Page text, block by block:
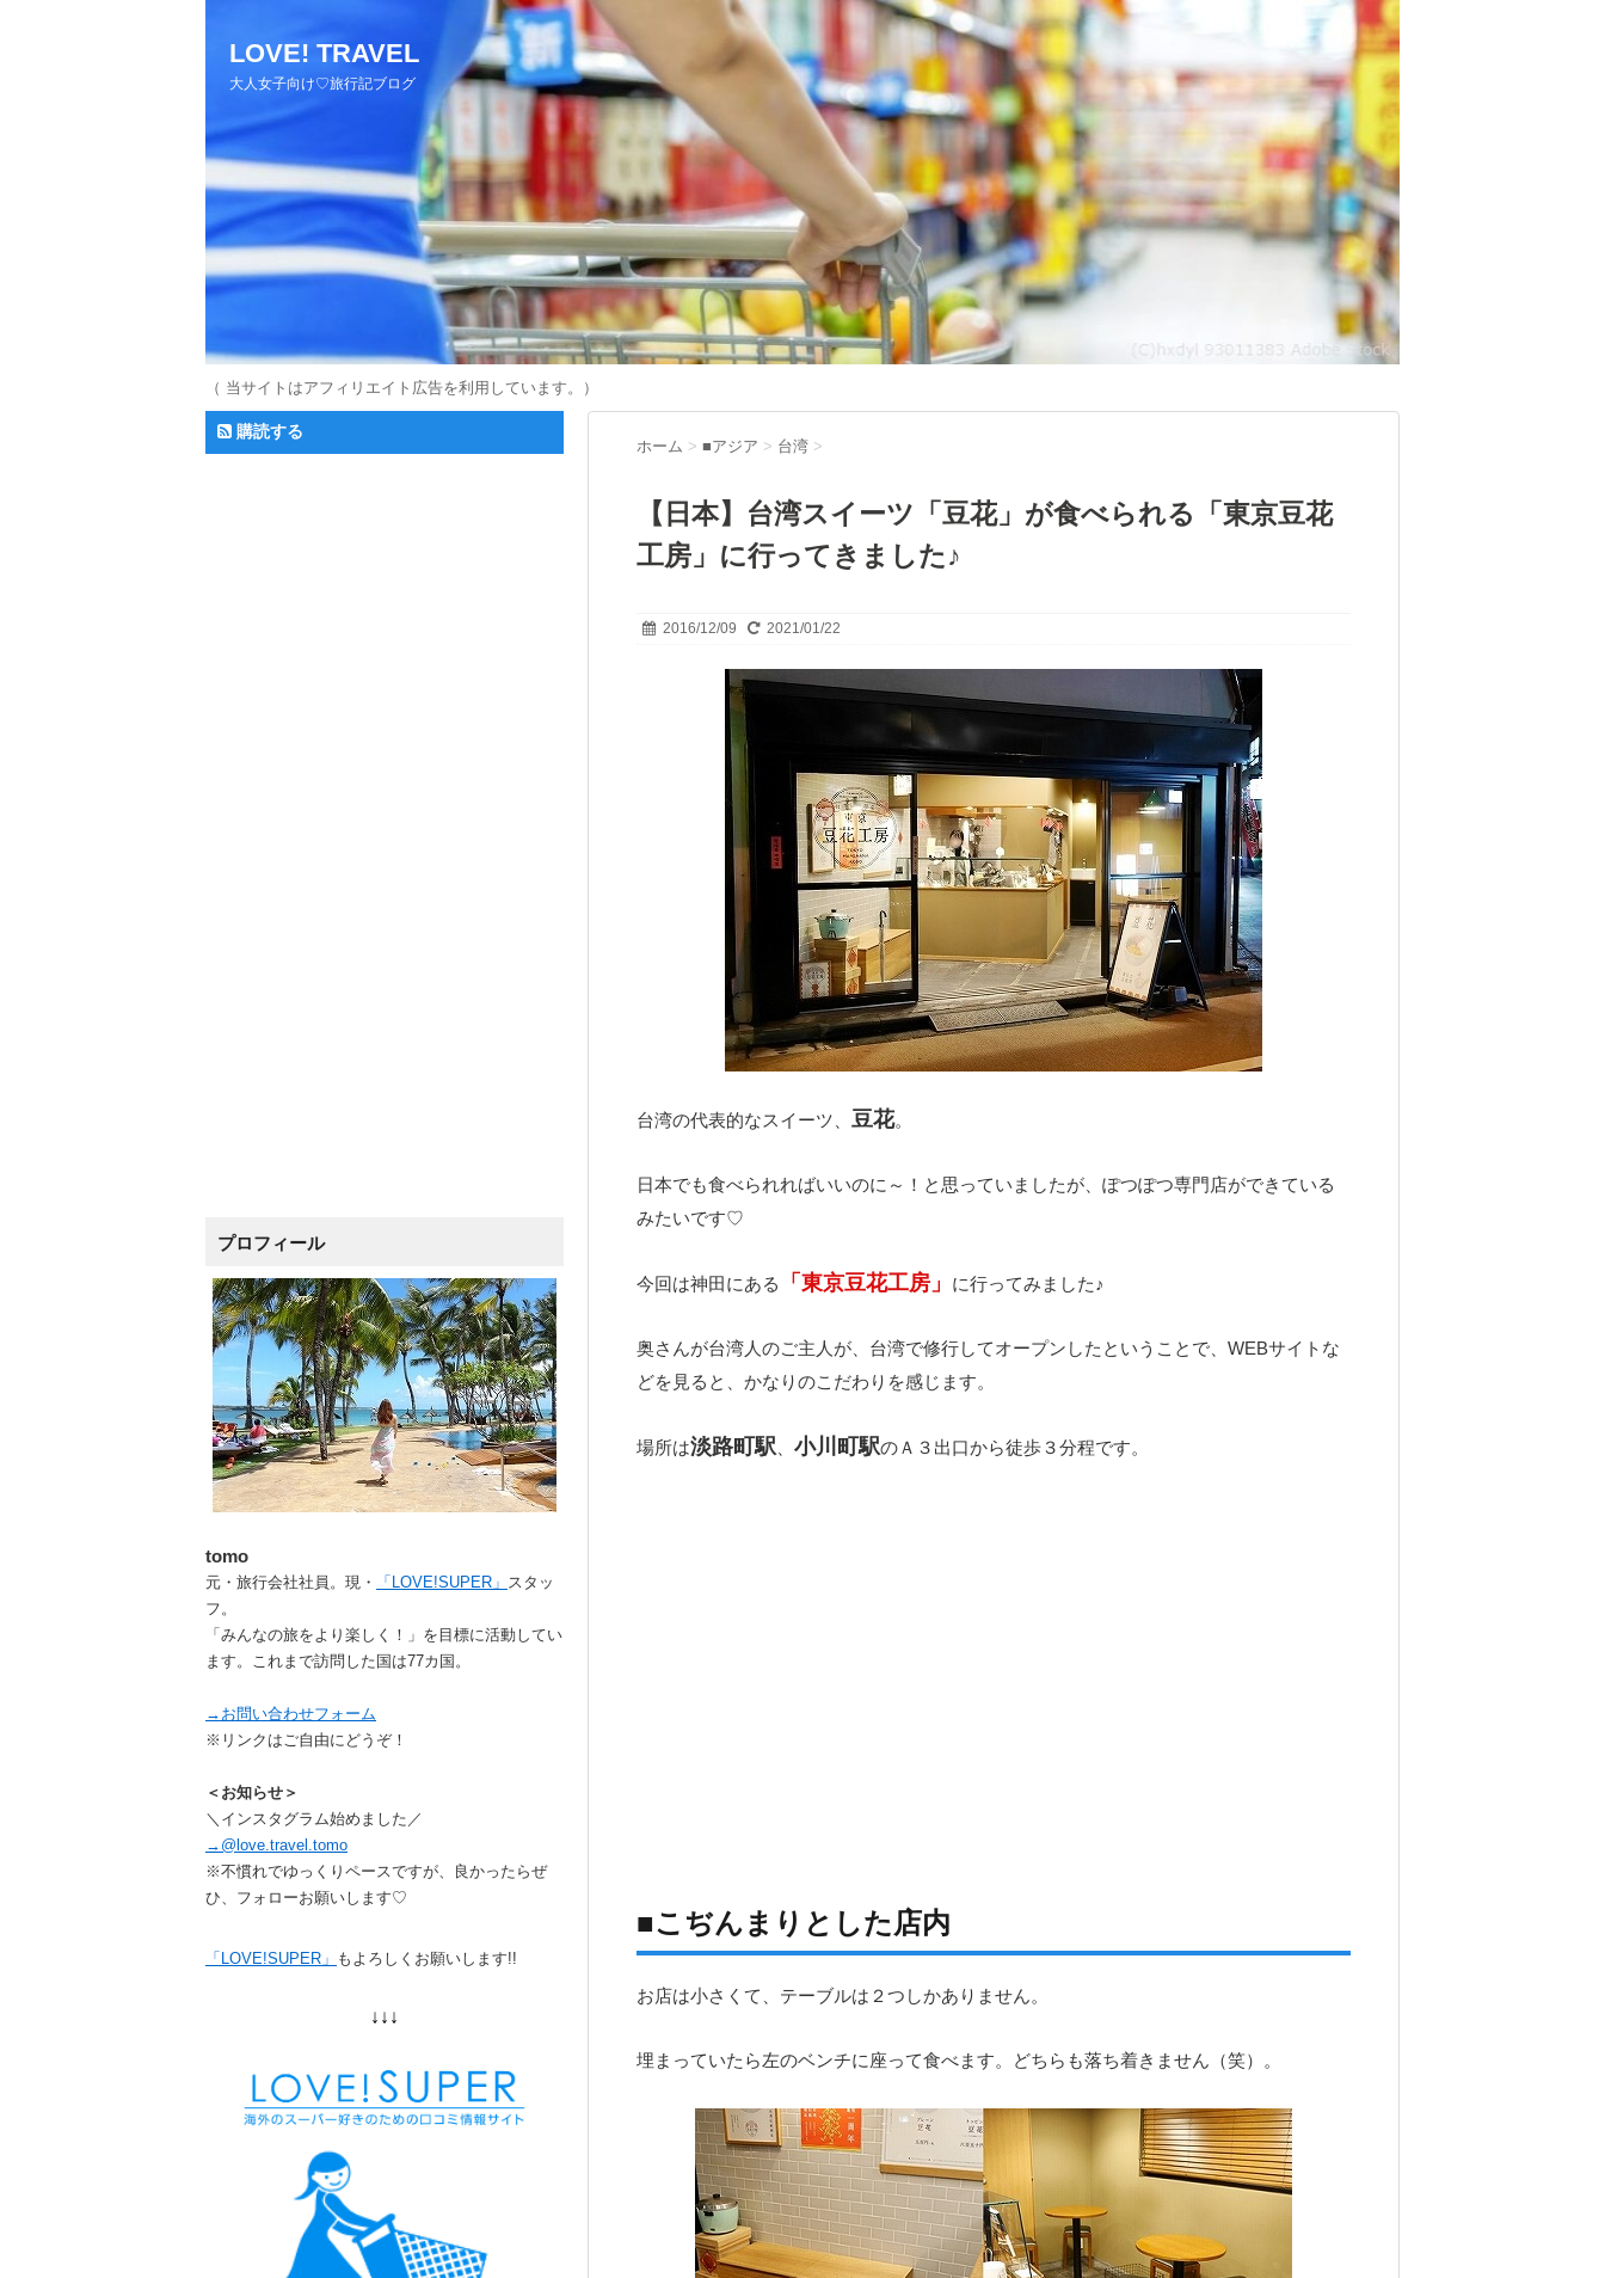
LOVE! TRAVEL
大人女子向け♡旅行記ブログ
（ 当サイトはアフィリエイト広告を利用しています。）
ホーム > ■アジア > 台湾 >
【日本】台湾スイーツ「豆花」が食べられる「東京豆花
工房」に行ってきました♪
2016/12/09 2021/01/22
台湾の代表的なスイーツ、 豆花。
日本でも食べられればいいのに～！と思っていましたが、ぽつぽつ専門店ができている
みたいです♡
今回は神田にある 「東京豆花工房」 に行ってみました♪
奥さんが台湾人のご主人が、台湾で修行してオープンしたということで、WEBサイトな
どを見ると、かなりのこだわりを感じます。
場所は淡路町駅 小川町駅のＡ３出口から徒歩３分程です。
■こぢんまりとした店内
お店は小さくて、テーブルは２つしかありません。
埋まっていたら左のベンチに座って食べます。どちらも落ち着きません（笑）。
購読する
プロフィール
tomo
元・旅行会社社員。現・ 「LOVE!SUPER」 スタッ
フ。
「みんなの旅をより楽しく！」を目標に活動してい
ます。これまで訪問した国は77カ国。
→お問い合わせフォーム
※リンクはご自由にどうぞ！
＜お知らせ＞
＼インスタグラム始めました／
→@love.travel.tomo
※不慣れでゆっくりペースですが、良かったらぜ
ひ、フォローお願いします♡
「LOVE!SUPER」 もよろしくお願いします!!
↓↓↓